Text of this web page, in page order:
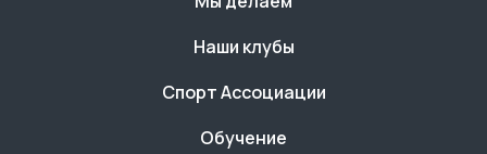
Наши клубы
Спорт Ассоциации
Обучение